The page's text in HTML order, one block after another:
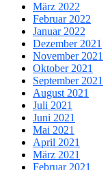
März 2022
Februar 2022
Januar 2022
Dezember 2021
November 2021
Oktober 2021
September 2021
August 2021
Juli 2021
Juni 2021
Mai 2021
April 2021
März 2021
Februar 2021